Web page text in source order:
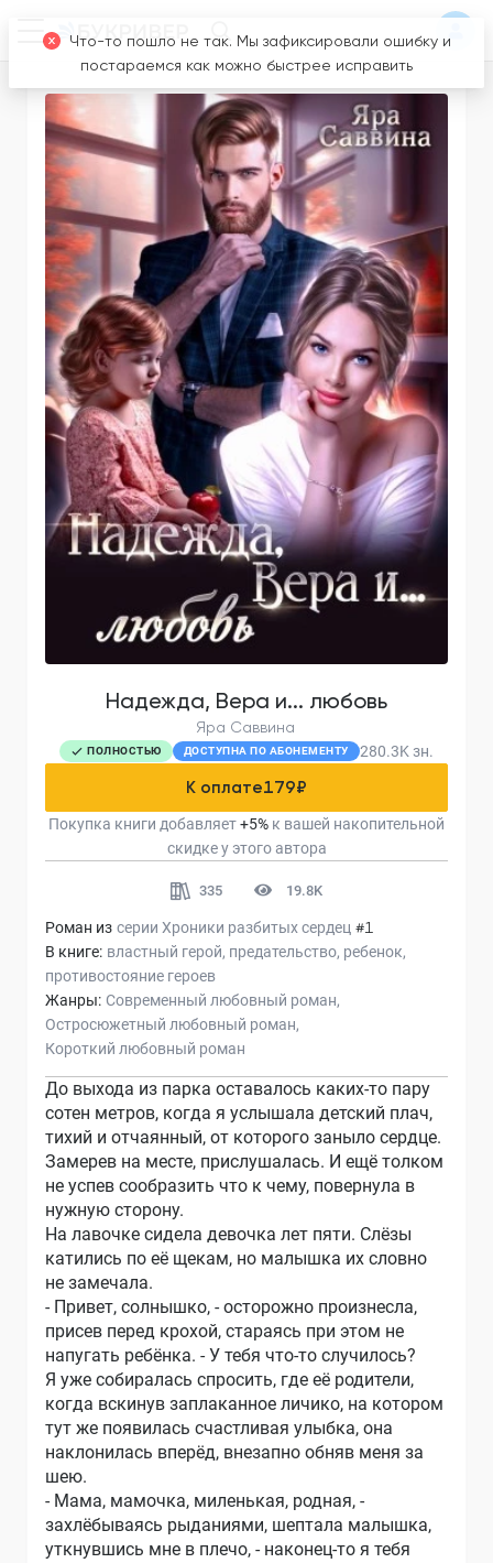
Надежда, Вера и... любовь
Яра Саввина
ПОЛНОСТЬЮ ДОСТУПНА ПО АБОНЕМЕНТУ 280.3K зн.
К оплате179₽
Покупка книги добавляет+5% к вашей накопительной
скидке у этого автора
335 19.8K
Роман из серии Хроники разбитых сердец #1
В книге: властный герой предательство ребенок
противостояние героев
Жанры: Современный любовный роман
Остросюжетный любовный роман
Короткий любовный роман
До выхода из парка оставалось каких-то пару
сотен метров, когда я услышала детский плач,
тихий и отчаянный, от которого заныло сердце.
Замерев на месте, прислушалась. И ещё толком
не успев сообразить что к чему, повернула в
нужную сторону.
На лавочке сидела девочка лет пяти. Слёзы
катились по её щекам, но малышка их словно
не замечала.
- Привет, солнышко, - осторожно произнесла,
присев перед крохой, стараясь при этом не
напугать ребёнка. - У тебя что-то случилось?
Я уже собиралась спросить, где её родители,
когда вскинув заплаканное личико, на котором
тут же появилась счастливая улыбка, она
наклонилась вперёд, внезапно обняв меня за
шею.
- Мама, мамочка, миленькая, родная, -
захлёбываясь рыданиями, шептала малышка,
уткнувшись мне в плечо, - наконец-то я тебя